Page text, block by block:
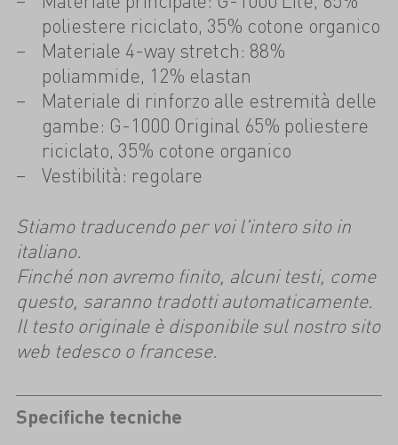
poliestere riciclato, 35% cotone organico
Materiale 4-way stretch: 88%
poliammide, 12% elastan
Materiale di rinforzo alle estremità delle
gambe: G-1000 Original 65% poliestere
riciclato, 35% cotone organico
Vestibilità: regolare
Stiamo traducendo per voi l'intero sito in
italiano.
Finché non avremo finito, alcuni testi, come
questo, saranno tradotti automaticamente.
Il testo originale è disponibile sul nostro sito
web tedesco o francese.
Specifiche tecniche